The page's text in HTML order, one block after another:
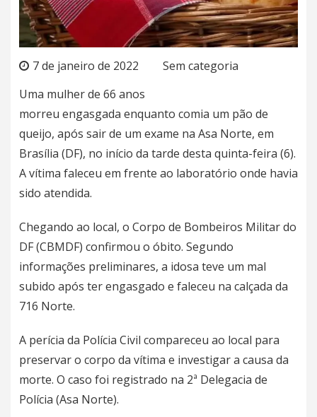
7 de janeiro de 2022
Sem categoria
Uma mulher de 66 anos
morreu engasgada enquanto comia um pão de
queijo, após sair de um exame na Asa Norte, em
Brasília (DF), no início da tarde desta quinta-feira (6).
A vítima faleceu em frente ao laboratório onde havia
sido atendida.
Chegando ao local, o Corpo de Bombeiros Militar do
DF (CBMDF) confirmou o óbito. Segundo
informações preliminares, a idosa teve um mal
subido após ter engasgado e faleceu na calçada da
716 Norte.
A perícia da Polícia Civil compareceu ao local para
preservar o corpo da vítima e investigar a causa da
morte. O caso foi registrado na 2ª Delegacia de
Polícia (Asa Norte).